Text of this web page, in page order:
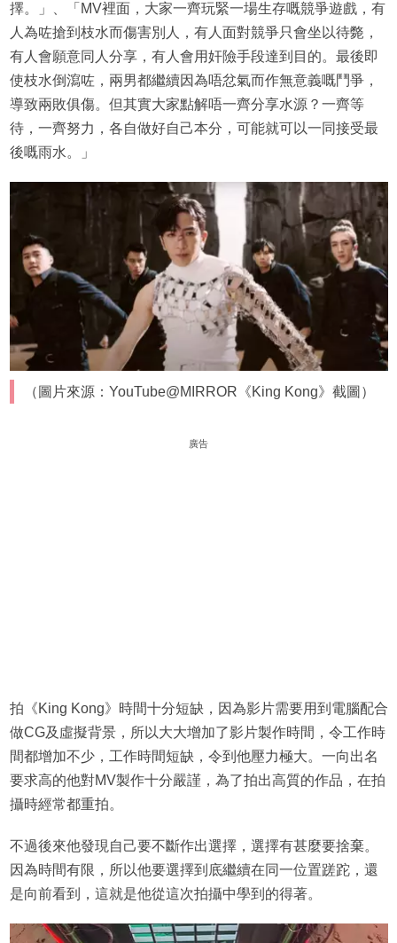
擇。」、「MV裡面，大家一齊玩緊一場生存嘅競爭遊戲，有
人為咗搶到枝水而傷害別人，有人面對競爭只會坐以待斃，
有人會願意同人分享，有人會用奸險手段達到目的。最後即
使枝水倒瀉咗，兩男都繼續因為唔忿氣而作無意義嘅鬥爭，
導致兩敗俱傷。但其實大家點解唔一齊分享水源？一齊等
待，一齊努力，各自做好自己本分，可能就可以一同接受最
後嘅雨水。」
（圖片來源：YouTube@MIRROR《King Kong》截圖）
廣告
拍《King Kong》時間十分短缺，因為影片需要用到電腦配合
做CG及虛擬背景，所以大大增加了影片製作時間，令工作時
間都增加不少，工作時間短缺，令到他壓力極大。一向出名
要求高的他對MV製作十分嚴謹，為了拍出高質的作品，在拍
攝時經常都重拍。
不過後來他發現自己要不斷作出選擇，選擇有甚麼要捨棄。
因為時間有限，所以他要選擇到底繼續在同一位置蹉跎，還
是向前看到，這就是他從這次拍攝中學到的得著。